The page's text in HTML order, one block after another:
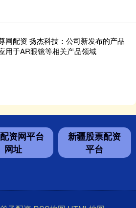
网配资 扬杰科技：公司新发布的产品
用于AR眼镜等相关产品领域
资网平台
网址
新疆股票配资
平台